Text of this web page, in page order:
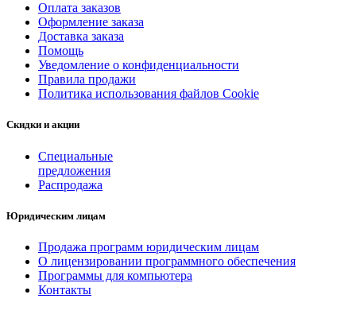
Оплата заказов
Оформление заказа
Доставка заказа
Помощь
Уведомление о конфиденциальности
Правила продажи
Политика использования файлов Cookie
Скидки и акции
Специальные
предложения
Распродажа
Юридическим лицам
Продажа программ юридическим лицам
О лицензировании программного обеспечения
Программы для компьютера
Контакты